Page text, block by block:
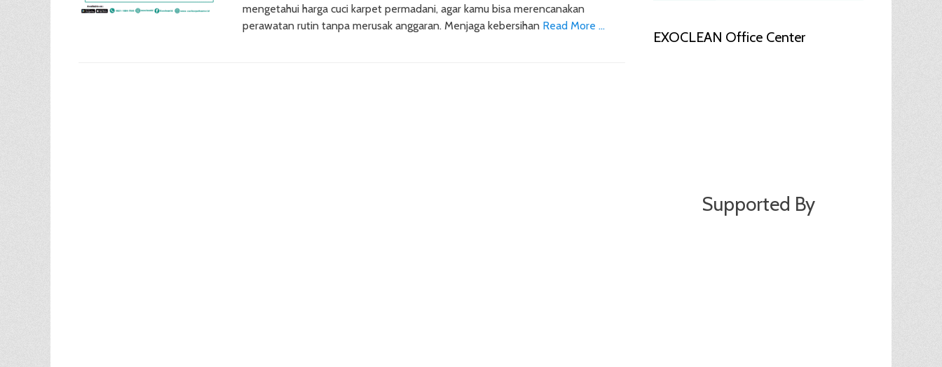
mengetahui harga cuci karpet permadani, agar kamu bisa merencanakan
perawatan rutin tanpa merusak anggaran. Menjaga kebersihan Read More …
EXOCLEAN Office Center
Supported By